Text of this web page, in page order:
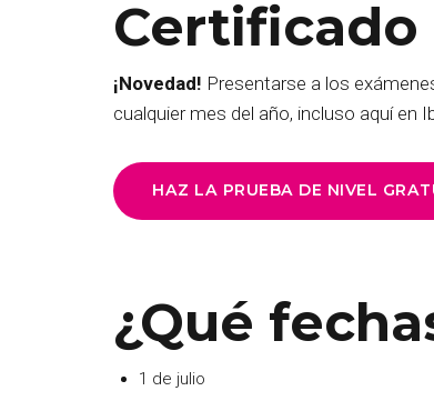
Certificado
¡Novedad! Presentarse a los
cualquier mes del año, incluso aquí en
HAZ LA PRUEBA DE NIVEL
¿Qué
1 de julio